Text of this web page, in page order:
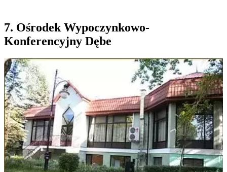
7. Ośrodek Wypoczynkowo-
Konferencyjny Dębe